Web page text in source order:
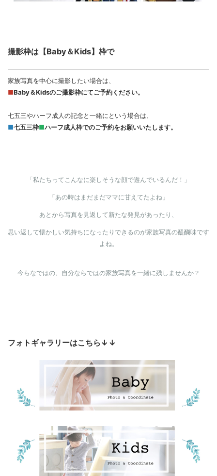
撮影枠は【Baby＆Kids】枠で
家族写真を中心に撮影したい場合は、
■Baby＆Kidsのご撮影枠にてご予約ください。
七五三やハーフ成人の記念と一緒にという場合は、
■七五三枠■ハーフ成人枠でのご予約をお願いいたします。
「私たちってこんなに楽しそうな顔で遊んでいるんだ！」
「あの時はまだまだママに甘えてたよね」
あとから写真を見返して新たな発見があったり、
思い返して懐かしい気持ちになったりできるのが家族写真の醍醐味です
よね。
今らなではの、自分ならではの家族写真を一緒に残しませんか？
フォトギャラリーはこちら↓↓